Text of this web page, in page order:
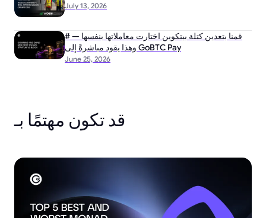
July 13, 2026
June 25, 2026
# قمنا بتعدين كتلة بيتكوين اختارت معاملاتها بنفسها —
وهذا يقود مباشرةً إلى GoBTC Pay
قد تكون مهتمًا بـ